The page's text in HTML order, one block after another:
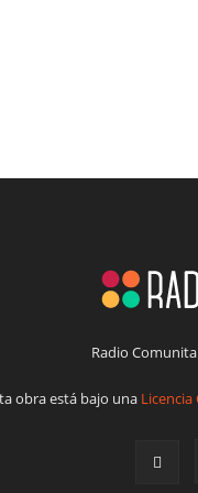
Radio
obra está bajo una